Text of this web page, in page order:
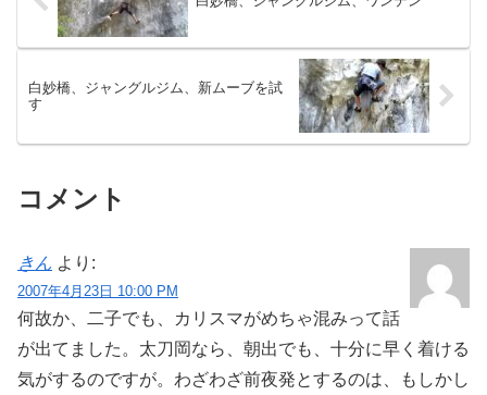
白妙橋、ジャングルジム、新ムーブを試
す
コメント
きん より:
2007年4月23日 10:00 PM
何故か、二子でも、カリスマがめちゃ混みって話
が出てました。太刀岡なら、朝出でも、十分に早く着ける
気がするのですが。わざわざ前夜発とするのは、もしかし